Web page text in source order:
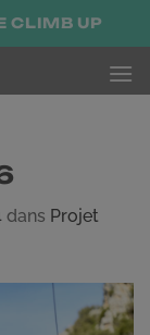
CLIMB UP
dans Projet